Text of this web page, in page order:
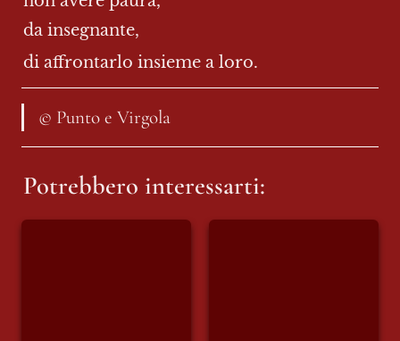
da insegnante,
di affrontarlo insieme a loro.
© Punto e Virgola
Potrebbero interessarti:
Il 15 del mese
L’Islam è il nemico?